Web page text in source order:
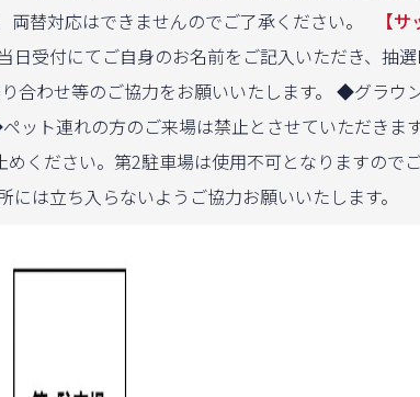
替対応はできませんのでご了承ください。
【
日受付にてご自身のお名前をご記入いただき、抽
合わせ等のご協力をお願いいたします。 ◆グラ
ット連れの方のご来場は禁止とさせていただきま
ください。第2駐車場は使用不可となりますの
は立ち入らないようご協力お願いいたします。